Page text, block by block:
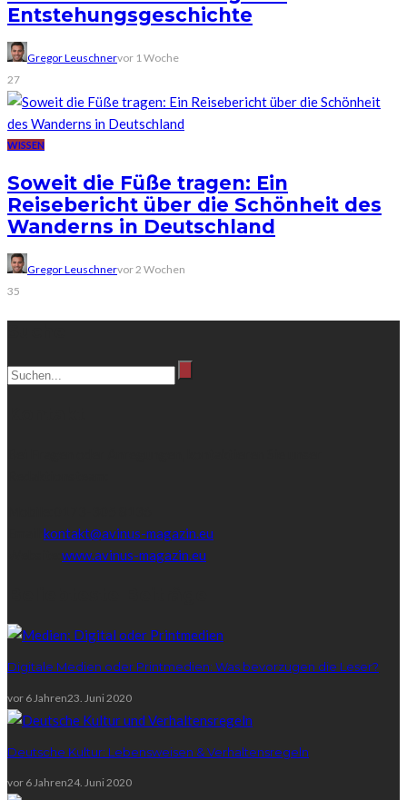
Entstehungsgeschichte
Gregor Leuschnervor 1 Woche
27
WISSEN
Soweit die Füße tragen: Ein
Reisebericht über die Schönheit des
Wanderns in Deutschland
Gregor Leuschnervor 2 Wochen
35
kontakt@avinus-magazin.eu
www.avinus-magazin.eu
Digitale Medien oder Printmedien: Was bevorzugen die Leser?
vor 6 Jahren23. Juni 2020
Deutsche Kultur: Lebensweisen & Verhaltensregeln
vor 6 Jahren24. Juni 2020